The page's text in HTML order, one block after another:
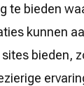
te bieden
kunnen
bieden,